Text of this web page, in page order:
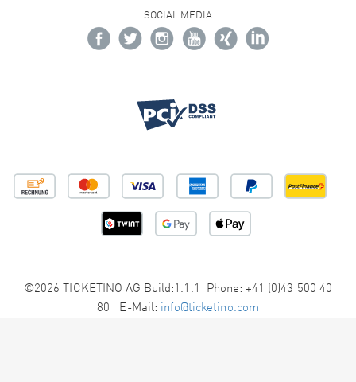
SOCIAL MEDIA
©2026 TICKETINO AG Build:1.1.1 Phone: +41 (0)43 500 40
80 E-Mail: info@ticketino.com